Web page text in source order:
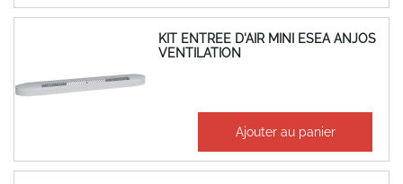
KIT ENTREE D'AIR MINI ESEA ANJOS
VENTILATION
Ajouter au panier